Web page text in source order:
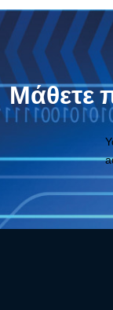
Μάθετε